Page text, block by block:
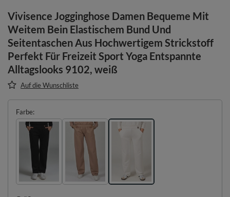
Vivisence Jogginghose Damen Bequeme Mit
Weitem Bein Elastischem Bund Und
Seitentaschen Aus Hochwertigem Strickstoff
Perfekt Für Freizeit Sport Yoga Entspannte
Alltagslooks 9102, weiß
Auf die Wunschliste
Farbe